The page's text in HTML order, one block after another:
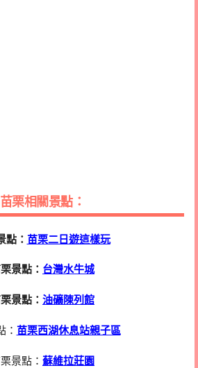
苗栗相關景點：
點： 苗栗二日遊這樣玩
景點： 台灣水牛城
景點： 油礦陳列館
： 苗栗西湖休息站親子區
景點： 蘇維拉莊園